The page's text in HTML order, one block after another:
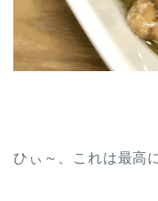
ひぃ～、これは最高